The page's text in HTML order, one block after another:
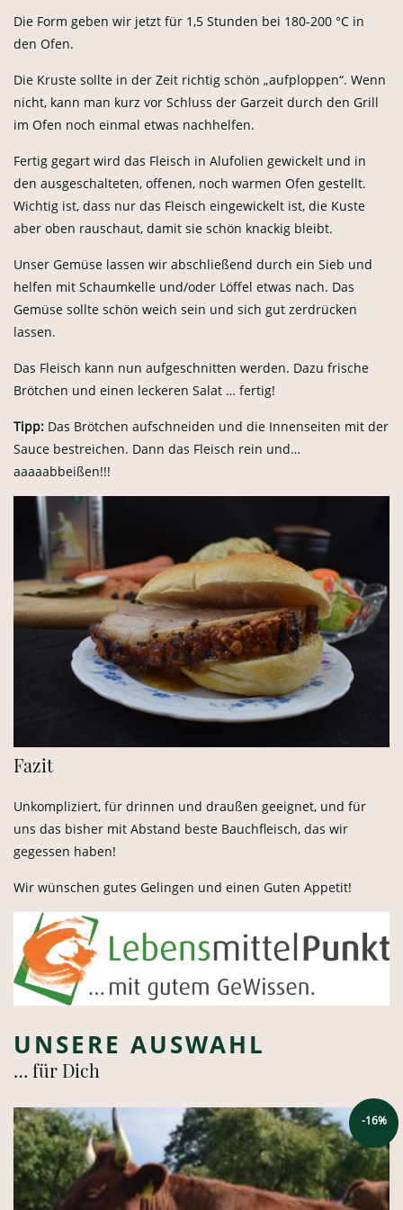
Die Form geben wir jetzt für 1,5 Stunden bei 180-200 °C in
den Ofen.
Die Kruste sollte in der Zeit richtig schön „aufploppen“. Wenn
nicht, kann man kurz vor Schluss der Garzeit durch den Grill
im Ofen noch einmal etwas nachhelfen.
Fertig gegart wird das Fleisch in Alufolien gewickelt und in
den ausgeschalteten, offenen, noch warmen Ofen gestellt.
Wichtig ist, dass nur das Fleisch eingewickelt ist, die Kuste
aber oben rauschaut, damit sie schön knackig bleibt.
Unser Gemüse lassen wir abschließend durch ein Sieb und
helfen mit Schaumkelle und/oder Löffel etwas nach. Das
Gemüse sollte schön weich sein und sich gut zerdrücken
lassen.
Das Fleisch kann nun aufgeschnitten werden. Dazu frische
Brötchen und einen leckeren Salat … fertig!
Tipp: Das Brötchen aufschneiden und die Innenseiten mit der
Sauce bestreichen. Dann das Fleisch rein und…
aaaaabbeißen!!!
Fazit
Unkompliziert, für drinnen und draußen geeignet, und für
uns das bisher mit Abstand beste Bauchfleisch, das wir
gegessen haben!
Wir wünschen gutes Gelingen und einen Guten Appetit!
UNSERE AUSWAHL
… für Dich
-16%